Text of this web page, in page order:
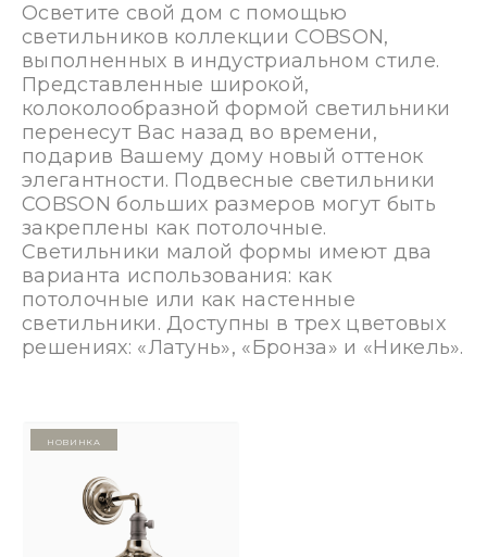
Осветите свой дом с помощью
светильников коллекции COBSON,
выполненных в индустриальном стиле.
Представленные широкой,
колоколообразной формой светильники
перенесут Вас назад во времени,
подарив Вашему дому новый оттенок
элегантности. Подвесные светильники
COBSON больших размеров могут быть
закреплены как потолочные.
Светильники малой формы имеют два
варианта использования: как
потолочные или как настенные
светильники. Доступны в трех цветовых
решениях: «Латунь», «Бронза» и «Никель».
Новинка